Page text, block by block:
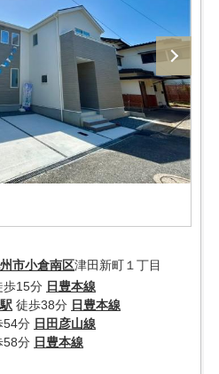
市小倉南区津田新町１丁目
歩15分 日豊本線
徒歩38分 日豊本線
54分 日田彦山線
58分 日豊本線